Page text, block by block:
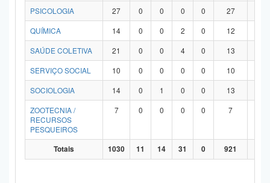
PSICOLOGIA 27 0 0 0 0 27
QUÍMICA
14 0 0 2 0 12
SAÚDE COLETIVA
21 0 0 4 0 13
SERVIÇO SOCIAL
10 0 0 0 0 10
SOCIOLOGIA
14 0 1 0 0 13
ZOOTECNIA /
RECURSOS
PESQUEIROS
7 0 0 0 0 7
Totais 1030 11 14 31 0 921